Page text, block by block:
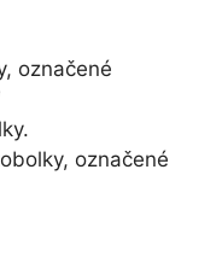
označené
označené